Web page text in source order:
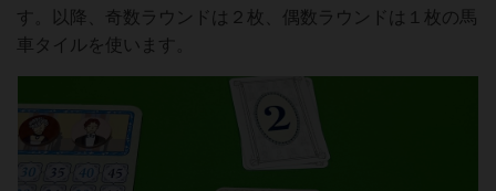
す。以降、奇数ラウンドは２枚、偶数ラウンドは１枚の馬
車タイルを使います。